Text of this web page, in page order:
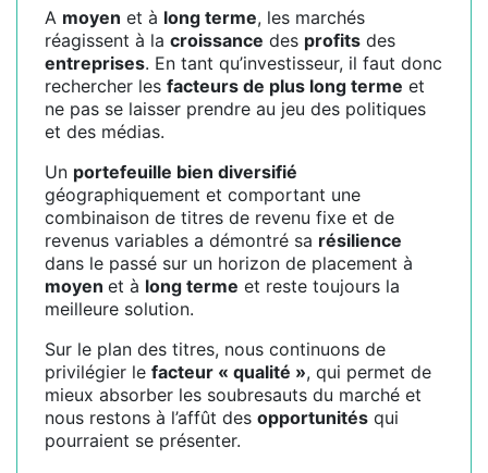
A moyen et à long terme, les marchés
réagissent à la croissance des profits des
entreprises. En tant qu’investisseur, il faut donc
rechercher les facteurs de plus long terme et
ne pas se laisser prendre au jeu des politiques
et des médias.
Un portefeuille bien diversifié
géographiquement et comportant une
combinaison de titres de revenu fixe et de
revenus variables a démontré sa résilience
dans le passé sur un horizon de placement à
moyen et à long terme et reste toujours la
meilleure solution.
Sur le plan des titres, nous continuons de
privilégier le facteur « qualité », qui permet de
mieux absorber les soubresauts du marché et
nous restons à l’affût des opportunités qui
pourraient se présenter.